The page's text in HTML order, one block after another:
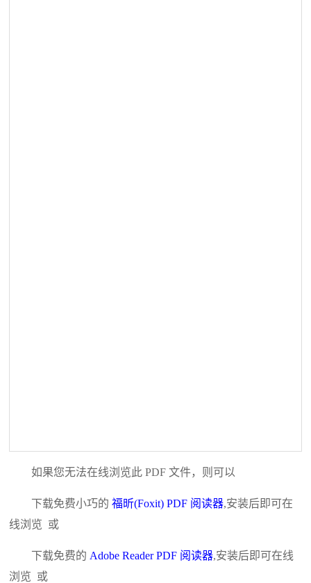
如果您无法在线浏览此 PDF 文件，则可以
下载免费小巧的福昕(Foxit) PDF 阅读器,安装后即可在
线浏览 或
下载免费的 Adobe Reader PDF 阅读器,安装后即可在线
浏览 或